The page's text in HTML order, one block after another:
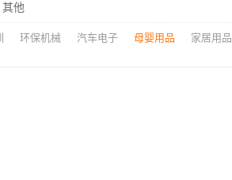
其他
环保机械 汽车电子 母婴用品 家居用品